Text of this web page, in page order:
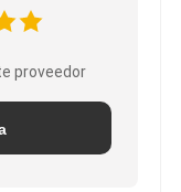
proveedor